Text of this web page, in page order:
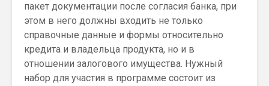
пакет документации после согласия банка, при
этом в него должны входить не только
справочные данные и формы относительно
кредита и владельца продукта, но и в
отношении залогового имущества. Нужный
набор для участия в программе состоит из